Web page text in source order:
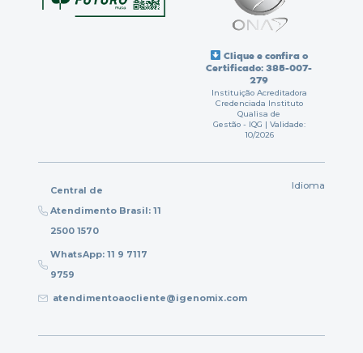
Clique e confira o
Certificado: 385-007-
279
Instituição Acreditadora
Credenciada Instituto
Qualisa de
Gestão - IQG | Validade:
10/2026
Central de
Atendimento Brasil: 11
2500 1570
WhatsApp: 11 9 7117
9759
atendimentoaocliente@igenomix.com
Idioma